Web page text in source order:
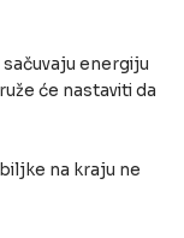
energiju
će nastaviti da
na kraju ne